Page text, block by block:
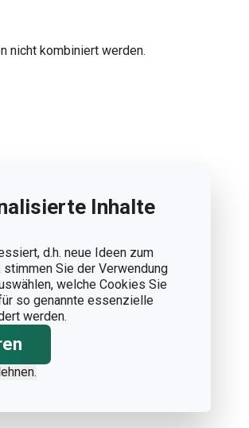
Inhalte
d.h. neue Ideen zum
stimmen Sie der Verwendung
welche Cookies Sie
so genannte essenzielle
werden.
nicht kombiniert werden.